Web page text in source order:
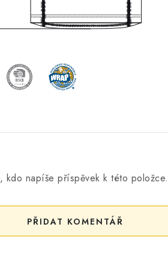
kdo napíše příspěvek k této položce.
PŘIDAT KOMENTÁŘ